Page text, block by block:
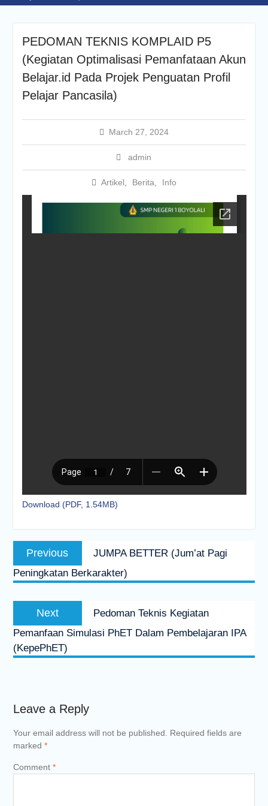
“Dari Keterbatasan Menuju
Boyolali Raih Tiket OSN
Nasional”
ULANG SPMB TAHUN
ULANG SPMB TAHUN
INFORMASI SPMB TAHUN
PEDOMAN TEKNIS KOMPLAID P5
(Kegiatan Optimalisasi Pemanfataan Akun
Belajar.id Pada Projek Penguatan Profil
Pelajar Pancasila)
March 27, 2024
admin
Artikel, Berita, Info
Download (PDF, 1.54MB)
Post
navigation
Previous
post:
JUMPA BETTER (Jum’at Pagi
Peningkatan Berkarakter)
Next
post:
Pedoman Teknis Kegiatan
Pemanfaan Simulasi PhET Dalam Pembelajaran IPA
(KepePhET)
Leave a Reply
Your email address will not be published. Required fields are
marked *
Comment *